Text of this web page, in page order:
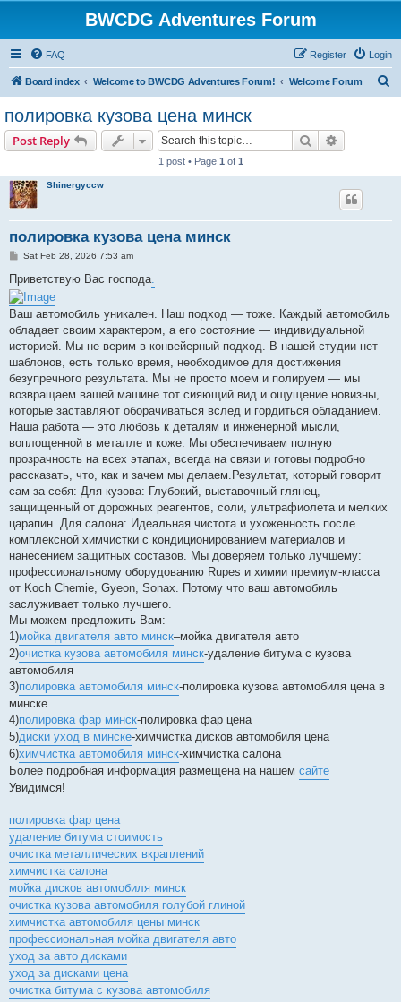
BWCDG Adventures Forum
FAQ Login
Register
Board index Welcome to BWCDG Adventures Forum! Welcome Forum
полировка кузова цена минск
Post Reply Search
1 post • Page 1 of 1
Shinergyccw
полировка кузова цена минск
P
s
Sat Feb 28, 2026 7:53 am
Приветствую Вас господа.
Ваш автомобиль уникален. Наш подход — тоже. Каждый автомобиль
обладает своим характером, а его состояние — индивидуальной
историей. Мы не верим в конвейерный подход. В нашей студии нет
шаблонов, есть только время, необходимое для достижения
безупречного результата. Мы не просто моем и полируем — мы
возвращаем вашей машине тот сияющий вид и ощущение новизны,
которые заставляют оборачиваться вслед и гордиться обладанием.
Наша работа — это любовь к деталям и инженерной мысли,
воплощенной в металле и коже. Мы обеспечиваем полную
прозрачность на всех этапах, всегда на связи и готовы подробно
рассказать, что, как и зачем мы делаем.Результат, который говорит
сам за себя: Для кузова: Глубокий, выставочный глянец,
защищенный от дорожных реагентов, соли, ультрафиолета и мелких
царапин. Для салона: Идеальная чистота и ухоженность после
комплексной химчистки с кондиционированием материалов и
нанесением защитных составов. Мы доверяем только лучшему:
профессиональному оборудованию Rupes и химии премиум-класса
от Koch Chemie, Gyeon, Sonax. Потому что ваш автомобиль
заслуживает только лучшего.
Мы можем предложить Вам:
1)мойка двигателя авто минск–мойка двигателя авто
2)очистка кузова автомобиля минск-удаление битума с кузова
автомобиля
3)полировка автомобиля минск-полировка кузова автомобиля цена в
минске
4)полировка фар минск-полировка фар цена
5)диски уход в минске-химчистка дисков автомобиля цена
6)химчистка автомобиля минск-химчистка салона
Более подробная информация размещена на нашем сайте
Увидимся!
полировка фар цена
удаление битума стоимость
очистка металлических вкраплений
химчистка салона
мойка дисков автомобиля минск
очистка кузова автомобиля голубой глиной
химчистка автомобиля цены минск
профессиональная мойка двигателя авто
уход за авто дисками
уход за дисками цена
очистка битума с кузова автомобиля